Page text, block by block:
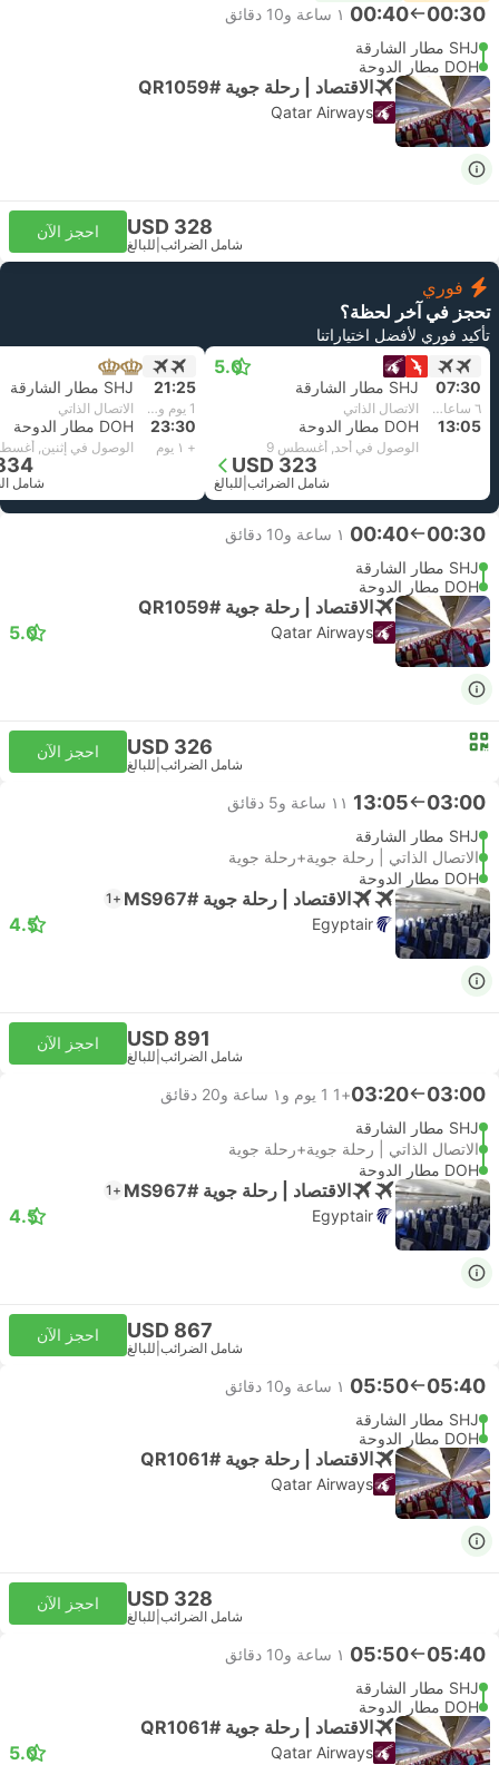
00:30
00:40 ١ ساعة و‫10 دقائق
SHJ مطار الشارقة
DOH مطار الدوحة
الاقتصاد | رحلة جوية #QR1059
Qatar Airways
USD 328
شامل الضرائب للبالغ
احجز الآن
فوري
تحجز في آخر لحظة؟
تأكيد فوري لأفضل اختياراتنا
5.0
07:30 SHJ مطار الشارقة
٦ ساعات و‫35 دقائق الاتصال الذاتي
13:05 DOH مطار الدوحة
الوصول في أحد, أغسطس 9
USD 323
شامل الضرائب للبالغ
21:25 SHJ مطار الشارقة
1 يوم و٣ ساعات و‫5 دقائق الاتصال الذاتي
23:30 DOH مطار الدوحة
+ ١ يوم الوصول في إثنين,
شامل
00:30
00:40 ١ ساعة و‫10 دقائق
SHJ مطار الشارقة
DOH مطار الدوحة
الاقتصاد | رحلة جوية #QR1059
Qatar Airways
5.0
USD 326
شامل الضرائب للبالغ
احجز الآن
03:00
13:05 ١١ ساعة و‫5 دقائق
SHJ مطار الشارقة
الاتصال الذاتي | رحلة جوية+رحلة جوية
DOH مطار الدوحة
الاقتصاد | رحلة جوية #MS967 +1
Egyptair
4.5
USD 891
شامل الضرائب للبالغ
احجز الآن
03:00
03:20
+1
1 يوم و١ ساعة و‫20 دقائق
SHJ مطار الشارقة
الاتصال الذاتي | رحلة جوية+رحلة جوية
DOH مطار الدوحة
الاقتصاد | رحلة جوية #MS967 +1
Egyptair
4.5
USD 867
شامل الضرائب للبالغ
احجز الآن
05:40
05:50 ١ ساعة و‫10 دقائق
SHJ مطار الشارقة
DOH مطار الدوحة
الاقتصاد | رحلة جوية #QR1061
Qatar Airways
USD 328
شامل الضرائب للبالغ
احجز الآن
05:40
05:50 ١ ساعة و‫10 دقائق
SHJ مطار الشارقة
DOH مطار الدوحة
الاقتصاد | رحلة جوية #QR1061
Qatar Airways
5.0